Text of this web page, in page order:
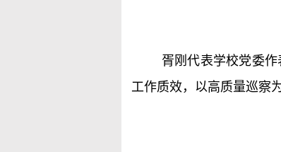
胥刚代表学校党委
工作质效，以高质量巡察